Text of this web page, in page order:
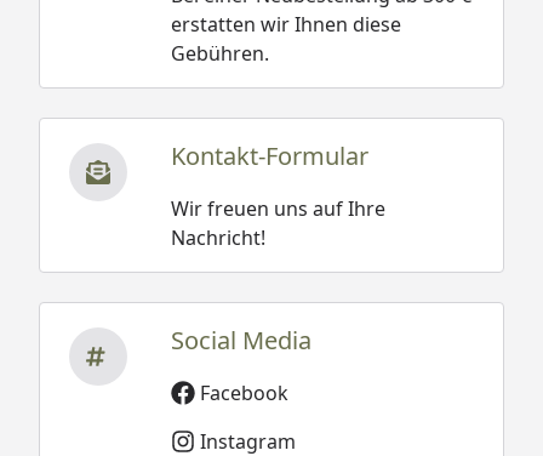
erstatten wir Ihnen diese
Gebühren.
Kontakt-Formular
Wir freuen uns auf Ihre
Nachricht!
Social Media
Facebook
Instagram